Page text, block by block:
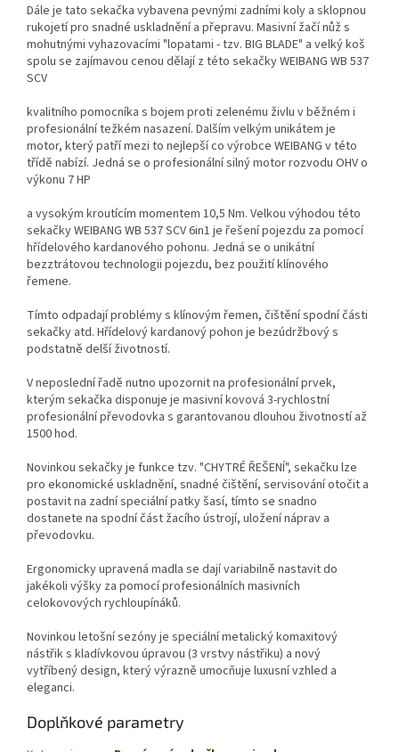
Dále je tato sekačka vybavena pevnými zadními koly a sklopnou
rukojetí pro snadné uskladnění a přepravu. Masivní žačí nůž s
mohutnými vyhazovacími "lopatami - tzv. BIG BLADE" a velký koš
spolu se zajímavou cenou dělají z této sekačky WEIBANG WB 537
SCV
kvalitního pomocníka s bojem proti zelenému živlu v běžném i
profesionální težkém nasazení. Dalším velkým unikátem je
motor, který patří mezi to nejlepší co výrobce WEIBANG v této
třídě nabízí. Jedná se o profesionální silný motor rozvodu OHV o
výkonu 7 HP
a vysokým kroutícím momentem 10,5 Nm. Velkou výhodou této
sekačky WEIBANG WB 537 SCV 6in1 je řešení pojezdu za pomocí
hřídelového kardanového pohonu. Jedná se o unikátní
bezztrátovou technologii pojezdu, bez použití klínového
řemene.
Tímto odpadají problémy s klínovým řemen, čištění spodní části
sekačky atd. Hřídelový kardanový pohon je bezúdržbový s
podstatně delší životností.
V neposlední řadě nutno upozornit na profesionální prvek,
kterým sekačka disponuje je masivní kovová 3-rychlostní
profesionální převodovka s garantovanou dlouhou životností až
1500 hod.
Novinkou sekačky je funkce tzv. "CHYTRÉ ŘEŠENÍ", sekačku lze
pro ekonomické uskladnění, snadné čištění, servisování otočit a
postavit na zadní speciální patky šasí, tímto se snadno
dostanete na spodní část žacího ústrojí, uložení náprav a
převodovku.
Ergonomicky upravená madla se dají variabilně nastavit do
jakékoli výšky za pomocí profesionálních masivních
celokovových rychloupínáků.
Novinkou letošní sezóny je speciální metalický komaxitový
nástřik s kladívkovou úpravou (3 vrstvy nástřiku) a nový
vytříbený design, který výrazně umocňuje luxusní vzhled a
eleganci.
Doplňkové parametry